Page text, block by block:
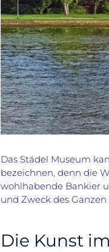
Das Städel Museum
bezeichnen, denn die
wohlhabende Bankier
und Zweck des
Die Kunst